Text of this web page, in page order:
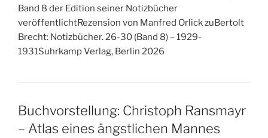
Band 8 der Edition seiner Notizbücher
veröffentlichtRezension von Manfred Orlick zuBertolt
Brecht: Notizbücher. 26-30 (Band 8) – 1929-
1931Suhrkamp Verlag, Berlin 2026
Buchvorstellung: Christoph Ransmayr
– Atlas eines ängstlichen Mannes